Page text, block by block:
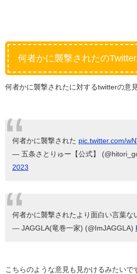
何者かに襲撃されたの
何者かに襲撃されたに対するtwitterの意
何者かに襲撃された pic.twitter.com/
— 五条さとりゅー【公式】
2023
何者かに襲撃されたより面白い言葉な
— JAGGLA(竜巻一家) (@ImJAGGLA)
こちらのような意見も見かけるみたいで